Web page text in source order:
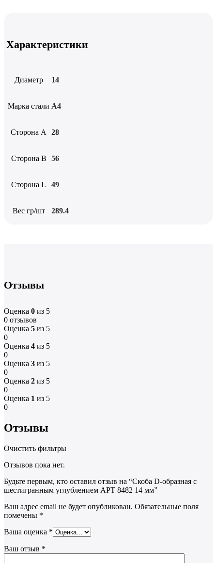
Характеристики
Диаметр 14
Марка стали А4
Сторона А 28
Сторона B 56
Сторона L 49
Вес гр/шт 289.4
Отзывы
Оценка 0 из 5
0 отзывов
Оценка 5 из 5
0
Оценка 4 из 5
0
Оценка 3 из 5
0
Оценка 2 из 5
0
Оценка 1 из 5
0
Отзывы
Очистить фильтры
Отзывов пока нет.
Будьте первым, кто оставил отзыв на “Скоба D-образная с
шестигранным углублением АРТ 8482 14 мм”
Ваш адрес email не будет опубликован. Обязательные поля
помечены *
Ваша оценка *
Ваш отзыв *